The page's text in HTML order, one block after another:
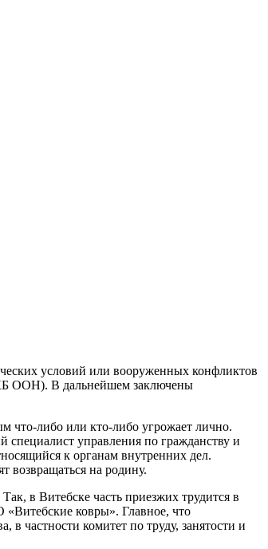
условий или вооруженных конфликтов
ООН). В дальнейшем заключены
что-либо или кто-либо угрожает лично.
управления по гражданству и
к органам внутренних дел.
возвращаться на родину.
в Витебске часть приезжих трудится в
«Витебские ковры». Главное, что
частности комитет по труду, занятости и